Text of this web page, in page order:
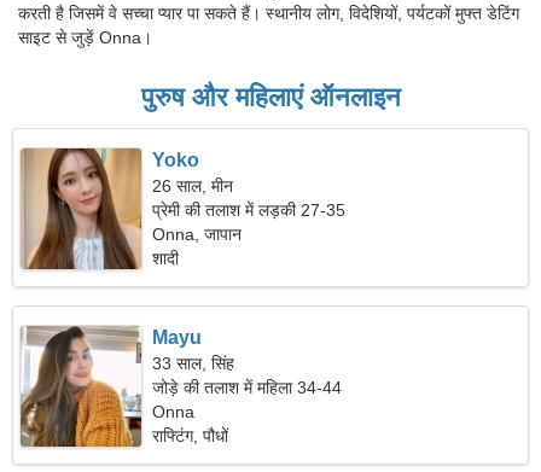
करती है जिसमें वे सच्चा प्यार पा सकते हैं। स्थानीय लोग, विदेशियों, पर्यटकों मुफ्त डेटिंग
साइट से जुड़ें Onna।
पुरुष और महिलाएं ऑनलाइन
Yoko
26 साल, मीन
प्रेमी की तलाश में लड़की 27-35
Onna, जापान
शादी
Mayu
33 साल, सिंह
जोड़े की तलाश में महिला 34-44
Onna
राफ्टिंग, पौधों